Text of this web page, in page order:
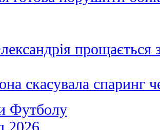
прощається
скасувала спаринг
Футболу